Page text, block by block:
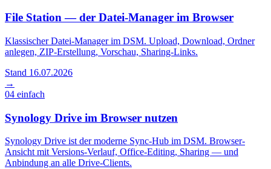
File Station — der Datei-Manager im Browser
Klassischer Datei-Manager im DSM. Upload, Download, Ordner
anlegen, ZIP-Erstellung, Vorschau, Sharing-Links.
Stand 16.07.2026
→
04 einfach
Synology Drive im Browser nutzen
Synology Drive ist der moderne Sync-Hub im DSM. Browser-
Ansicht mit Versions-Verlauf, Office-Editing, Sharing — und
Anbindung an alle Drive-Clients.